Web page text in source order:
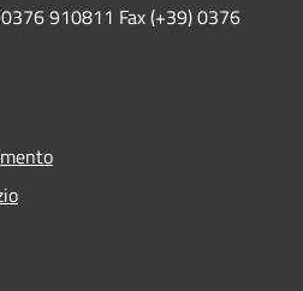
910811 Fax (+39) 0376